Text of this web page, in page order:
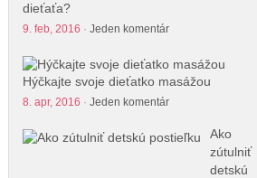
dieťaťa?
9. feb, 2016 · Jeden komentár
Hýčkajte svoje dieťatko masážou
8. apr, 2016 · Jeden komentár
Ako
zútulniť
detskú